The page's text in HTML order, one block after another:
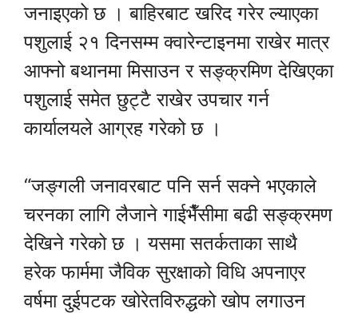
जनाइएको छ । बाहिरबाट खरिद गरेर ल्याएका
पशुलाई २१ दिनसम्म क्वारेन्टाइनमा राखेर मात्र
आफ्नो बथानमा मिसाउन र सङ्क्रमिण देखिएका
पशुलाई समेत छुट्टै राखेर उपचार गर्न
कार्यालयले आग्रह गरेको छ ।
“जङ्गली जनावरबाट पनि सर्न सक्ने भएकाले
चरनका लागि लैजाने गाईभैँसीमा बढी सङ्क्रमण
देखिने गरेको छ । यसमा सतर्कताका साथै
हरेक फार्ममा जैविक सुरक्षाको विधि अपनाएर
वर्षमा दुईपटक खोरेतविरुद्धको खोप लगाउन